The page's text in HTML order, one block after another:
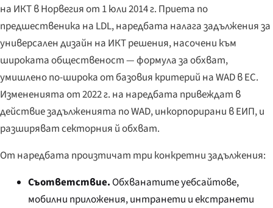
на ИКТ в Норвегия от 1 юли 2014 г. Приета по
предшественика на LDL, наредбата налага задължения за
универсален дизайн на ИКТ решения, насочени към
широката общественост — формула за обхват,
умишлено по-широка от базовия критерий на WAD в ЕС.
Измененията от 2022 г. на наредбата привеждат в
действие задълженията по WAD, инкорпорирани в ЕИП, и
разширяват секторния й обхват.
От наредбата произтичат три конкретни задължения:
Съответствие.Обхванатите уебсайтове,
мобилни приложения, интранети и екстранети